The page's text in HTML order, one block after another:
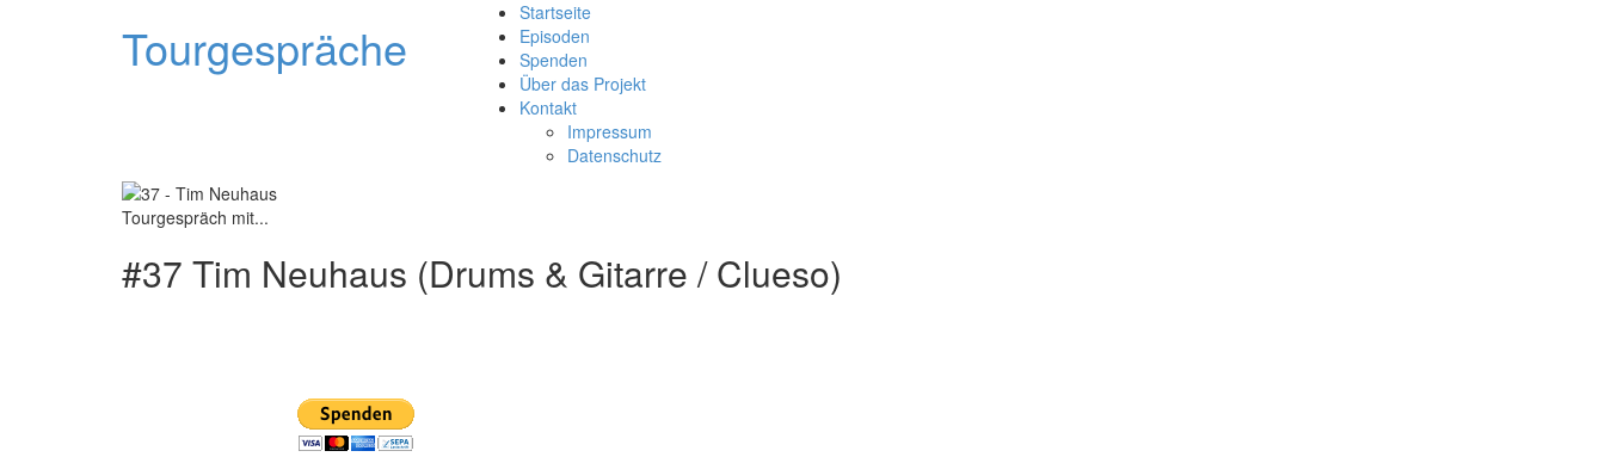
Tourgespräche
Startseite
Episoden
Spenden
Über das Projekt
Kontakt
Impressum
Datenschutz
Tourgespräch mit...
#37 Tim Neuhaus (Drums & Gitarre / Clueso)